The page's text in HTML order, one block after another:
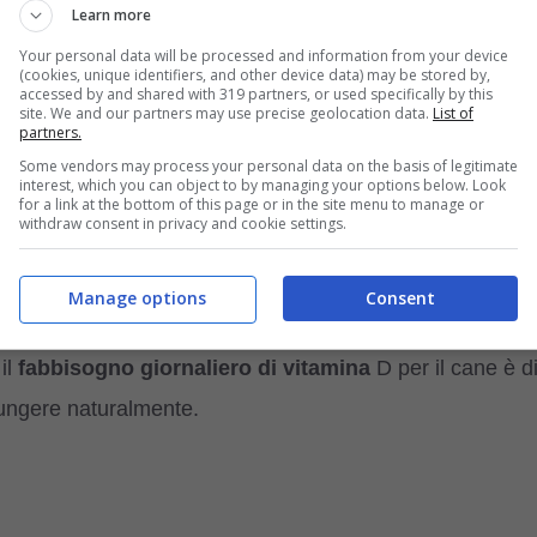
cane presentava una forte
di vitamine per le articolazioni del cane:
il nostro cane?
fabbisogno giornaliero di vitamina D per il cane è di
naturalmente.
Learn more
Your personal data will be processed and information from your device
(cookies, unique identifiers, and other device data) may be stored by,
accessed by and shared with 319 partners, or used specifically by this
site. We and our partners may use precise geolocation data. List of
partners.
Some vendors may process your personal data on the basis of legitimate
interest, which you can object to by managing your options below. Look
for a link at the bottom of this page or in the site menu to manage or
withdraw consent in privacy and cookie settings.
Consent
Manage options